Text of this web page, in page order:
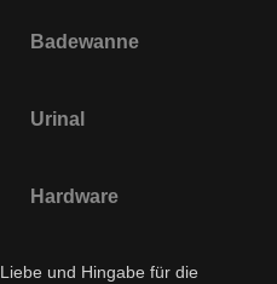
Badewanne
Urinal
Hardware
und Hingabe für die